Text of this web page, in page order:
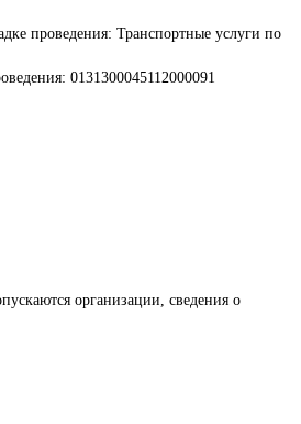
проведения: Транспортные услуги по
0131300045112000091